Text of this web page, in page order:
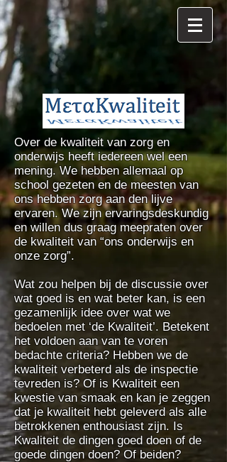
Over de kwaliteit van zorg en
onderwijs heeft iedereen wel een
mening. We hebben allemaal op
school gezeten en de meesten van
ons hebben zorg aan den lijve
ervaren. We zijn ervaringsdeskundig
en willen dus graag meepraten over
de kwaliteit van “ons onderwijs en
onze zorg”.
Wat zou helpen bij de discussie over
wat goed is en wat beter kan, is een
gezamenlijk idee over wat we
bedoelen met ‘de Kwaliteit’. Betekent
het voldoen aan van te voren
bedachte criteria? Hebben we de
kwaliteit verbeterd als de inspectie
tevreden is? Of is Kwaliteit een
kwestie van smaak en kan je zeggen
dat je kwaliteit hebt geleverd als alle
betrokkenen enthousiast zijn. Is
Kwaliteit de dingen goed doen of de
goede dingen doen? Of beiden?